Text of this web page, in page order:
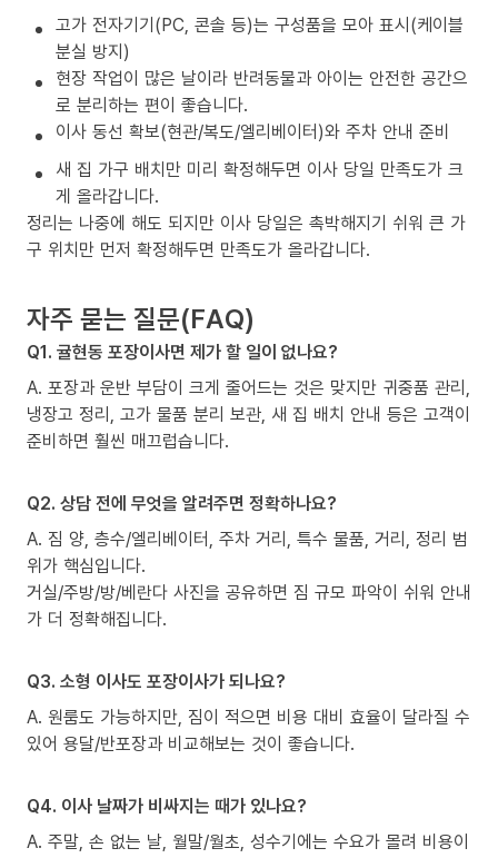
고가 전자기기(PC, 콘솔 등)는 구성품을 모아 표시(케이블
분실 방지)
현장 작업이 많은 날이라 반려동물과 아이는 안전한 공간으
로 분리하는 편이 좋습니다.
이사 동선 확보(현관/복도/엘리베이터)와 주차 안내 준비
새 집 가구 배치만 미리 확정해두면 이사 당일 만족도가 크
게 올라갑니다.
정리는 나중에 해도 되지만 이사 당일은 촉박해지기 쉬워 큰 가
구 위치만 먼저 확정해두면 만족도가 올라갑니다.
자주 묻는 질문(FAQ)
Q1. 귤현동 포장이사면 제가 할 일이 없나요?
A. 포장과 운반 부담이 크게 줄어드는 것은 맞지만 귀중품 관리,
냉장고 정리, 고가 물품 분리 보관, 새 집 배치 안내 등은 고객이
준비하면 훨씬 매끄럽습니다.
Q2. 상담 전에 무엇을 알려주면 정확하나요?
A. 짐 양, 층수/엘리베이터, 주차 거리, 특수 물품, 거리, 정리 범
위가 핵심입니다.
거실/주방/방/베란다 사진을 공유하면 짐 규모 파악이 쉬워 안내
가 더 정확해집니다.
Q3. 소형 이사도 포장이사가 되나요?
A. 원룸도 가능하지만, 짐이 적으면 비용 대비 효율이 달라질 수
있어 용달/반포장과 비교해보는 것이 좋습니다.
Q4. 이사 날짜가 비싸지는 때가 있나요?
A. 주말, 손 없는 날, 월말/월초, 성수기에는 수요가 몰려 비용이